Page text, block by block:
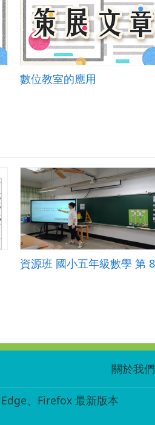
數位教室的應用
關於我們
、Firefox 最新版本